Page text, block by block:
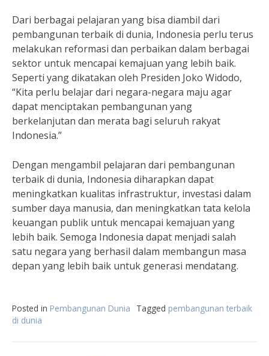
Dari berbagai pelajaran yang bisa diambil dari
pembangunan terbaik di dunia, Indonesia perlu terus
melakukan reformasi dan perbaikan dalam berbagai
sektor untuk mencapai kemajuan yang lebih baik.
Seperti yang dikatakan oleh Presiden Joko Widodo,
“Kita perlu belajar dari negara-negara maju agar
dapat menciptakan pembangunan yang
berkelanjutan dan merata bagi seluruh rakyat
Indonesia.”
Dengan mengambil pelajaran dari pembangunan
terbaik di dunia, Indonesia diharapkan dapat
meningkatkan kualitas infrastruktur, investasi dalam
sumber daya manusia, dan meningkatkan tata kelola
keuangan publik untuk mencapai kemajuan yang
lebih baik. Semoga Indonesia dapat menjadi salah
satu negara yang berhasil dalam membangun masa
depan yang lebih baik untuk generasi mendatang.
Posted in Pembangunan Dunia Tagged pembangunan terbaik
di dunia